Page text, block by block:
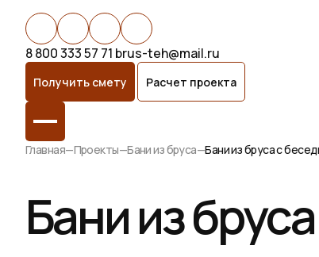
8 800 333 57 71 brus-teh@mail.ru
Получить смету Расчет проекта
Главная—Проекты—Бани из бруса—Бани из бруса с
Бани из